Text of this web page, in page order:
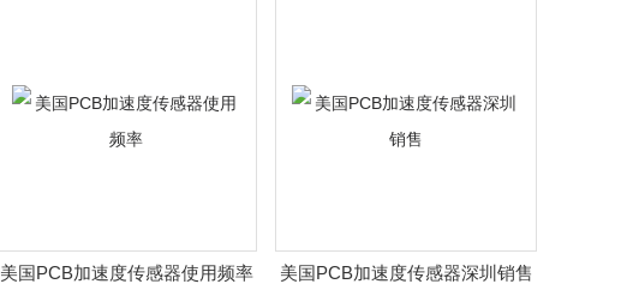
美国PCB加速度传感器使用频率 美国PCB加速度传感器深圳销售